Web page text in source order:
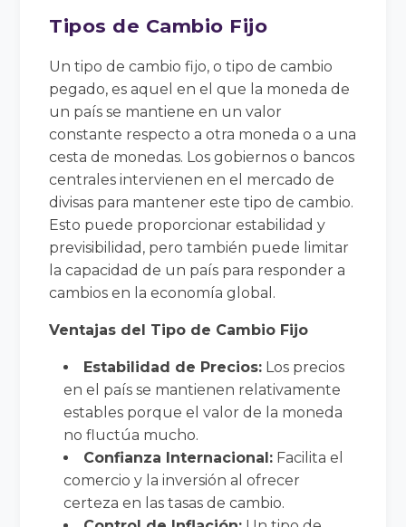
Tipos de Cambio Fijo
Un tipo de cambio fijo, o tipo de cambio
pegado, es aquel en el que la moneda de
un país se mantiene en un valor
constante respecto a otra moneda o a una
cesta de monedas. Los gobiernos o bancos
centrales intervienen en el mercado de
divisas para mantener este tipo de cambio.
Esto puede proporcionar estabilidad y
previsibilidad, pero también puede limitar
la capacidad de un país para responder a
cambios en la economía global.
Ventajas del Tipo de Cambio Fijo
Estabilidad de Precios: Los precios
en el país se mantienen relativamente
estables porque el valor de la moneda
no fluctúa mucho.
Confianza Internacional: Facilita el
comercio y la inversión al ofrecer
certeza en las tasas de cambio.